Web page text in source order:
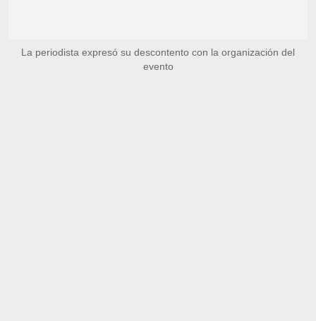
La periodista expresó su descontento con la organización del
evento